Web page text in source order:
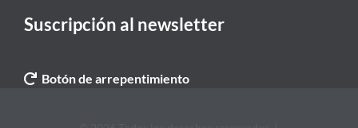
Suscripción al newsletter
Botón de arrepentimiento